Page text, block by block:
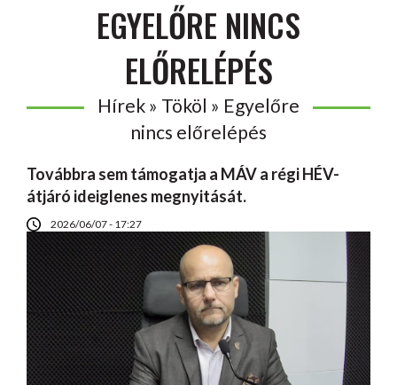
EGYELŐRE NINCS
ELŐRELÉPÉS
Hírek » Tököl » Egyelőre
nincs előrelépés
Továbbra sem támogatja a MÁV a régi HÉV-
átjáró ideiglenes megnyitását.
2026/06/07 - 17:27